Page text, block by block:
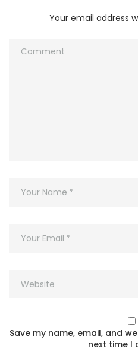
Your email address
Save my name, email, and
next time I